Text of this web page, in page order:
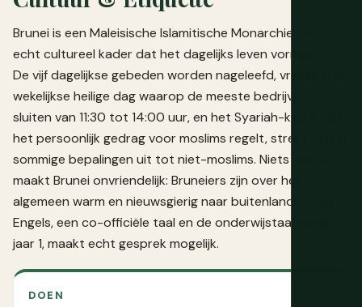
Brunei is een Maleisische Islamitische Monarchie, een
echt cultureel kader dat het dagelijks leven vormgeeft.
De vijf dagelijkse gebeden worden nageleefd, vrijdag is de
wekelijkse heilige dag waarop de meeste bedrijven
sluiten van 11:30 tot 14:00 uur, en het Syariah-kader dat
het persoonlijk gedrag voor moslims regelt, strekt zich in
sommige bepalingen uit tot niet-moslims. Niets hiervan
maakt Brunei onvriendelijk: Bruneiers zijn over het
algemeen warm en nieuwsgierig naar buitenlanders, en
Engels, een co-officiële taal en de onderwijstaal vanaf
jaar 1, maakt echt gesprek mogelijk.
DOEN